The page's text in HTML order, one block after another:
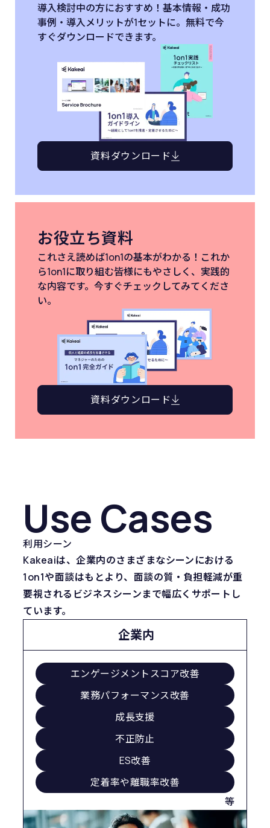
導入検討中の方におすすめ！基本情報・成功
事例・導入メリットが1セットに。無料で今
すぐダウンロードできます。
資料ダウンロード
お役立ち資料
これさえ読めば1on1の基本がわかる！これか
ら1on1に取り組む皆様にもやさしく、実践的
な内容です。今すぐチェックしてみてくださ
い。
資料ダウンロード
Use Cases
利用シーン
Kakeaiは、企業内のさまざまなシーンにおける
1on1や面談はもとより、面談の質・負担軽減が重
要視されるビジネスシーンまで幅広くサポートし
ています。
企業内
エンゲージメントスコア改善
業務パフォーマンス改善
成長支援
不正防止
ES改善
定着率や離職率改善
等